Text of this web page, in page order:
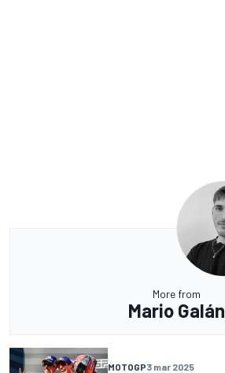
More from
Mario Galán
MOTOGP3 mar 2025